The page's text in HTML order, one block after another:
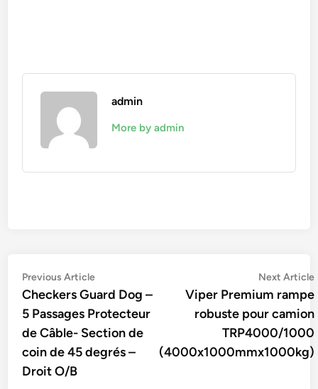
admin
More by admin
Navigation
de
l’article
Previous ArticlePrevious
article:
Checkers Guard Dog –
5 Passages Protecteur
de Câble- Section de
coin de 45 degrés –
Droit O/B
Next Article
Viper Premium rampe
robuste pour camion
TRP4000/1000
(4000x1000mmx1000kg)